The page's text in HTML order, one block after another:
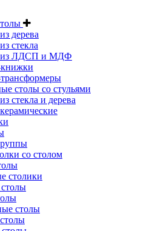
дерева
стекла
из ЛДСП и МДФ
столы со стульями
стекла и дерева
со столом
столики
столы